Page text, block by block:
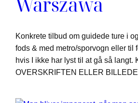
Konkrete tilbud om guidede ture i
fods & med metro/sporvogn eller til
hvis I ikke har lyst til at gå så langt.
OVERSKRIFTEN ELLER